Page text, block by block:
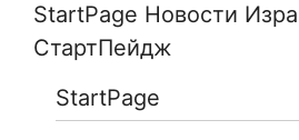
StartPage Новости
СтартПейдж
StartPage